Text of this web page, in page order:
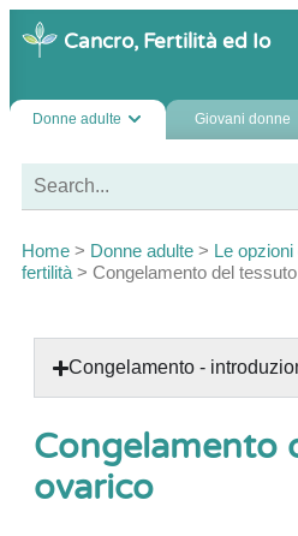
Cancro, Fertilità ed Io
Donne adulte Giovani donne
Home > Donne adulte > Le
fertilità > Congelamento del
Congelamento -
Congelamento
ovarico